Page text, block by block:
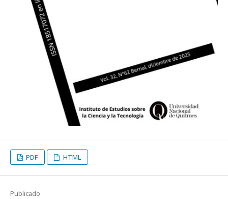
PDF HTML
Publicado